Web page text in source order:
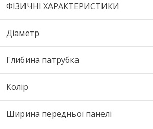
ФІЗИЧНІ ХАРАКТЕРИСТИКИ
Діаметр
Глибина патрубка
Колір
Ширина передньої панелі